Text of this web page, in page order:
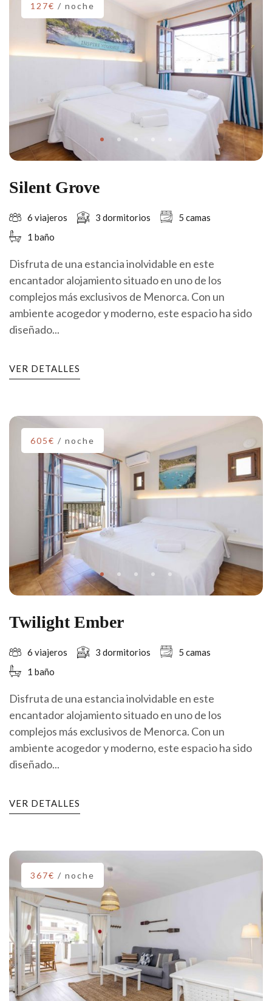
127€ / noche
Silent Grove
6 viajeros 3 dormitorios
5 camas
1 baño
Disfruta de una estancia inolvidable en este
encantador alojamiento situado en uno de los
complejos más exclusivos de Menorca. Con un
ambiente acogedor y moderno, este espacio ha sido
diseñado...
VER DETALLES
605€ / noche
Twilight Ember
6 viajeros 3 dormitorios
5 camas
1 baño
Disfruta de una estancia inolvidable en este
encantador alojamiento situado en uno de los
complejos más exclusivos de Menorca. Con un
ambiente acogedor y moderno, este espacio ha sido
diseñado...
VER DETALLES
367€ / noche